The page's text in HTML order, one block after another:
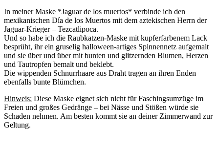
In meiner Maske *Jaguar de los muertos* verbinde ich den
mexikanischen Día de los Muertos mit dem aztekischen Herrn der
Jaguar-Krieger – Tezcatlipoca.
Und so habe ich die Raubkatzen-Maske mit kupferfarbenem Lack
besprüht, ihr ein gruselig halloween-artiges Spinnennetz aufgemalt
und sie über und über mit bunten und glitzernden Blumen, Herzen
und Tautropfen bemalt und beklebt.
Die wippenden Schnurrhaare aus Draht tragen an ihren Enden
ebenfalls bunte Blümchen.
Hinweis: Diese Maske eignet sich nicht für Faschingsumzüge im
Freien und großes Gedränge – bei Nässe und Stößen würde sie
Schaden nehmen. Am besten kommt sie an deiner Zimmerwand zur
Geltung.